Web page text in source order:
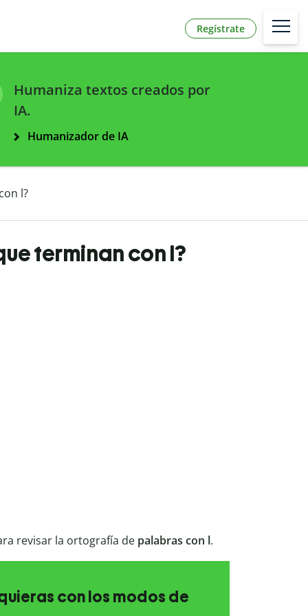
Regístrate
Humaniza textos creados por
IA.
Humanizador de IA
l?
terminan con l?
revisar la ortografía de palabras con l.
con los modos de